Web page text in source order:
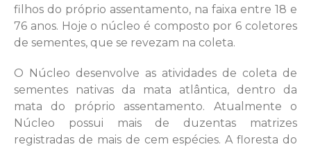
filhos do próprio assentamento, na faixa entre 18 e
76 anos. Hoje o núcleo é composto por 6 coletores
de sementes, que se revezam na coleta.
O Núcleo desenvolve as atividades de coleta de
sementes nativas da mata atlântica, dentro da
mata do próprio assentamento. Atualmente o
Núcleo possui mais de duzentas matrizes
registradas de mais de cem espécies. A floresta do